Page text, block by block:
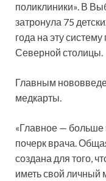
поликлиники». В
затронула 75
года на эту
Северной столицы.
Главным
медкарты.
«Главное —
почерк врача.
создана для того,
иметь свой личный